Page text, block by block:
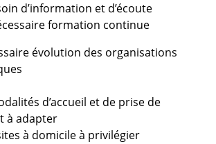
d’information et d’écoute
formation continue
évolution des organisations
d’accueil et de prise de
à adapter
à domicile à privilégier